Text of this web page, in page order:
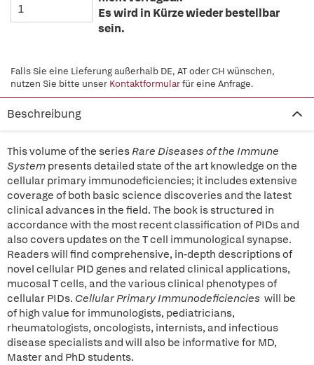
Es wird in Kürze wieder bestellbar
sein.
Falls Sie eine Lieferung außerhalb DE, AT oder CH wünschen,
nutzen Sie bitte unser Kontaktformularfür eine Anfrage.
Beschreibung
This volume of the seriesRare Diseases of the Immune
System presents detailed state of the art knowledge on the
cellular primary immunodeficiencies; it includes extensive
coverage of both basic science discoveries and the latest
clinical advances in the field. The book is structured in
accordance with the most recent classification of PIDs and
also covers updates on the T cell immunological synapse.
Readers will find comprehensive, in-depth descriptions of
novel cellular PID genes and related clinical applications,
mucosal T cells, and the various clinical phenotypes of
cellular PIDs. Cellular Primary Immunodeficiencies will be
of high value for immunologists, pediatricians,
rheumatologists, oncologists, internists, and infectious
disease specialists and will also be informative for MD,
Master and PhD students.